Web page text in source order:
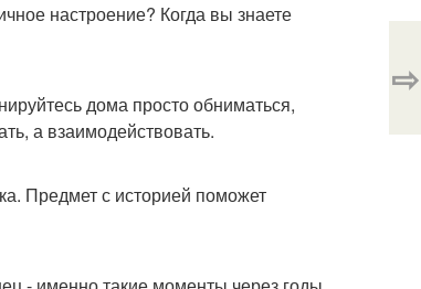
настроение? Когда вы знаете
дома просто обниматься,
а взаимодействовать.
Предмет с историей поможет
⇨